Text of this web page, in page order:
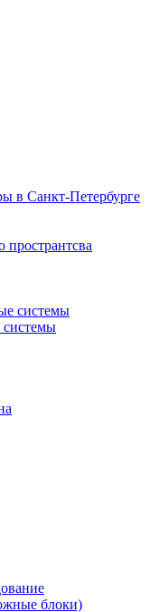
в Санкт-Петербурге
пространтсва
системы
системы
блоки)